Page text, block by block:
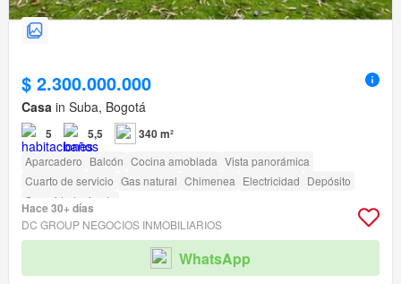
$ 2.300.000.000
Casa in Suba, Bogotá
5 5,5 340 m²
Aparcadero Balcón Cocina amoblada Vista panorámica
Cuarto de servicio Gas natural Chimenea Electricidad Depósito
Seguridad privada
Hace 30+ días
DC GROUP NEGOCIOS INMOBILIARIOS
WhatsApp